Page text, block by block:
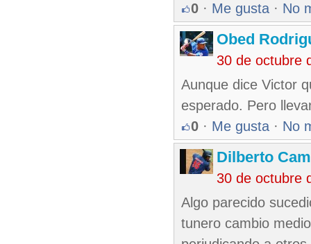
0 · Me gusta · No
Obed
30 de octubre
Aunque dice Victor
esperado. Pero
0 · Me gusta · No
Dilberto
30 de octubre
Algo parecido
tunero cambio